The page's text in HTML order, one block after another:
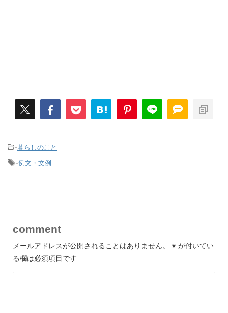
-暮らしのこと
-例文・文例
comment
メールアドレスが公開されることはありません。 ※ が付いてい
る欄は必須項目です